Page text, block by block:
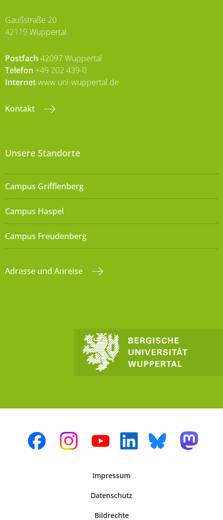
Gaußstraße 20
42119 Wuppertal
Postfach 42097 Wuppertal
Telefon +49 202 439-0
Internetwww.uni-wuppertal.de
Kontakt
Unsere Standorte
Campus Grifflenberg
Campus Haspel
Campus Freudenberg
Adresse und Anreise
Impressum
Datenschutz
Bildrechte